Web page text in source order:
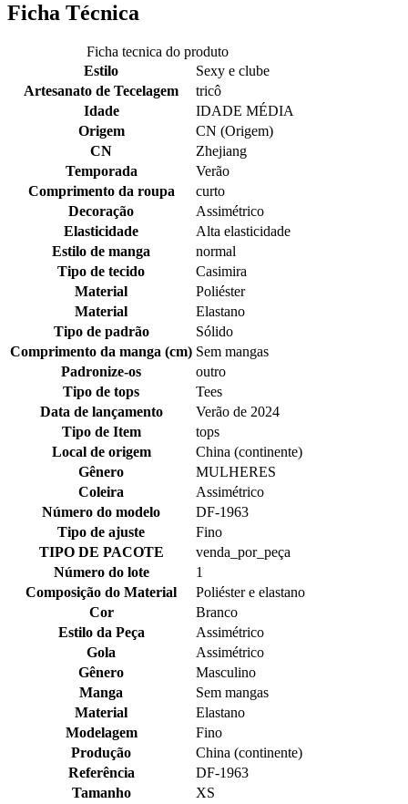
Ficha Técnica
Ficha tecnica do produto
Estilo
Sexy e clube
Artesanato de Tecelagem
tricô
Idade
IDADE MÉDIA
Origem
CN (Origem)
CN
Zhejiang
Temporada
Verão
Comprimento da roupa
curto
Decoração
Assimétrico
Elasticidade
Alta elasticidade
Estilo de manga
normal
Tipo de tecido
Casimira
Material
Poliéster
Material
Elastano
Tipo de padrão
Sólido
Comprimento da manga (cm) Sem mangas
Padronize-os
outro
Tipo de tops
Tees
Data de lançamento
Verão de 2024
Tipo de Item
tops
Local de origem
China (continente)
Gênero
MULHERES
Coleira
Assimétrico
Número do modelo
DF-1963
Tipo de ajuste
Fino
TIPO DE PACOTE
venda_por_peça
Número do lote
1
Composição do Material
Poliéster e elastano
Cor
Branco
Estilo da Peça
Assimétrico
Gola
Assimétrico
Gênero
Masculino
Manga
Sem mangas
Material
Elastano
Modelagem
Fino
Produção
China (continente)
Referência
DF-1963
Tamanho
XS